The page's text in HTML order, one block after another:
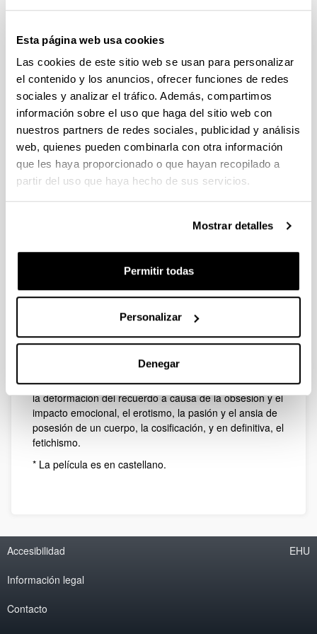
Esta página web usa cookies
Las cookies de este sitio web se usan para personalizar
el contenido y los anuncios, ofrecer funciones de redes
sociales y analizar el tráfico. Además, compartimos
información sobre el uso que haga del sitio web con
nuestros partners de redes sociales, publicidad y análisis
web, quienes pueden combinarla con otra información
que les haya proporcionado o que hayan recopilado a
partir del uso que haya hecho de sus servicios.
Mostrar detalles
Permitir todas
Personalizar
Denegar
Cuándo y dónde
10/05/2024, 18:00
Bizkaia Aretoa
Avenida Abandoibarra 3. -48009-Bilbao(Bizkaia)
Compartir en Facebook - (Abre una nueva ventana)
Compartir en Bluesky - (Abre una nueva ventana)
Compartir en Linkedin - (Abre una nueva
Compartir en Whatsapp - (Abre
Compartir en Telegram -
Enviar por correo
Copiar
Metonimia, cortometraje de Sara Díez García, se sitúa
de autor y el videoarte.
En palabras de la propia directora, la película pretende
abordar la complejidad del alma humana; la memoria,
la deformación del recuerdo a causa de la obsesión y el
impacto emocional, el erotismo, la pasión y el ansia de
posesión de un cuerpo, la cosificación, y en definitiva, el
fetichismo.
* La película es en castellano.
Accesibilidad
Información legal
Contacto
EHU